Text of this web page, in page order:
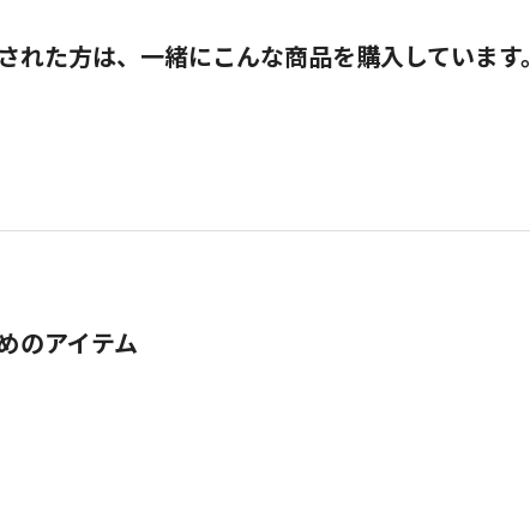
れた方は、一緒にこんな商品を購入しています。
のアイテム